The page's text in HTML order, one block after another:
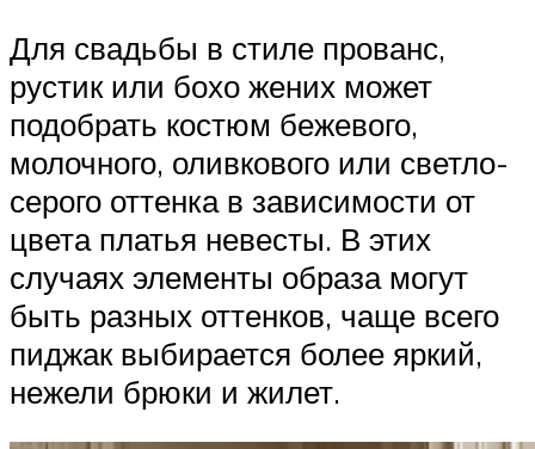
Для свадьбы в стиле прованс,
рустик или бохо жених может
подобрать костюм бежевого,
молочного, оливкового или светло-
серого оттенка в зависимости от
цвета платья невесты. В этих
случаях элементы образа могут
быть разных оттенков, чаще всего
пиджак выбирается более яркий,
нежели брюки и жилет.